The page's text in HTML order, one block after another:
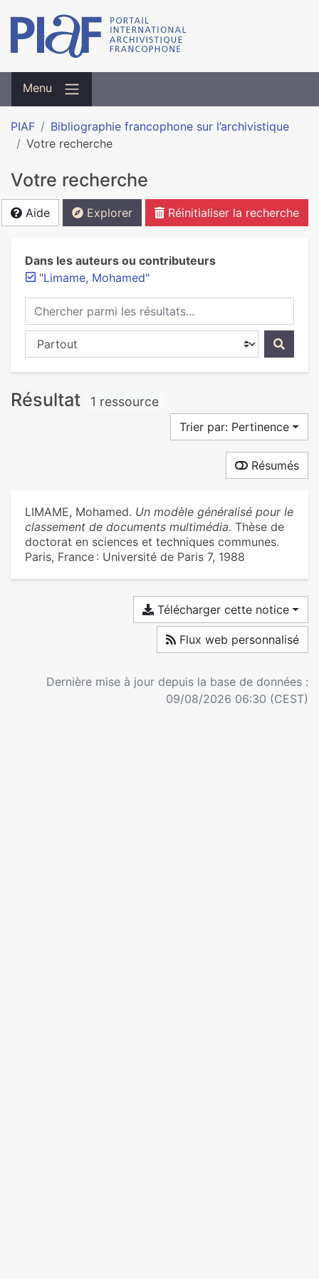
Menu
PIAF
Bibliographie francophone sur l’archivistique
Votre recherche
Votre recherche
Aide Explorer Réinitialiser la recherche
Dans les auteurs ou contributeurs
"Limame, Mohamed"
Chercher parmi les résultats...
Chercher dans...
Résultat 1 ressource
Trier par: Pertinence
Résumés
LIMAME, Mohamed. Un modèle généralisé pour le
classement de documents multimédia. Thèse de
doctorat en sciences et techniques communes.
Paris, France : Université de Paris 7, 1988
Télécharger cette notice
Flux web personnalisé
Dernière mise à jour depuis la base de données :
09/08/2026 06:30 (CEST)